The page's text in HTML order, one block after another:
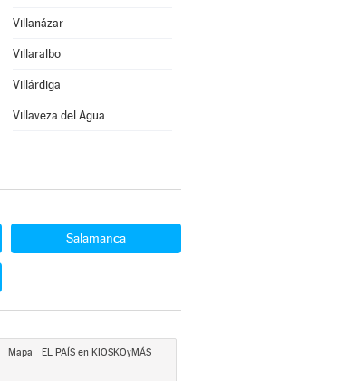
Villanázar
Villaralbo
Villárdiga
Villaveza del Agua
Salamanca
Mapa
EL PAÍS en KIOSKOyMÁS